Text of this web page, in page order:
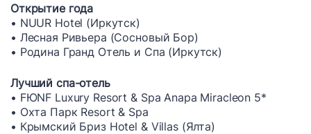
Открытие года
• NUUR Hotel (Иркутск)
• Лесная Ривьера (Сосновый Бор)
• Родина Гранд Отель и Спа (Иркутск)
Лучший спа-отель
• FЮNF Luxury Resort & Spa Anapa Miracleon 5*
• Охта Парк Resort & Spa
• Крымский Бриз Hotel & Villas (Ялта)